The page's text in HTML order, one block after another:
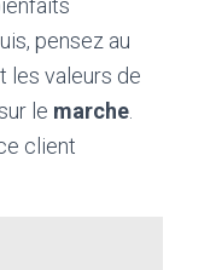
pensez au
les valeurs de
le marche
client